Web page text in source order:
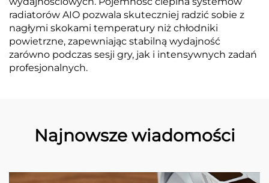
radiatorów AIO pozwala skuteczniej radzić sobie z
nagłymi skokami temperatury niż chłodniki
powietrzne, zapewniając stabilną wydajność
zarówno podczas sesji gry, jak i intensywnych zadań
profesjonalnych.
Najnowsze wiadomości